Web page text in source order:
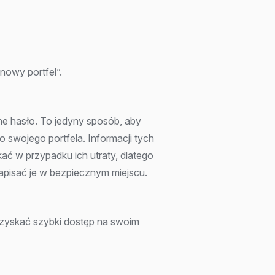
portfel”.
hasło. To jedyny sposób, aby
swojego portfela. Informacji tych
w przypadku ich utraty, dlatego
je w bezpiecznym miejscu.
szybki dostęp na swoim